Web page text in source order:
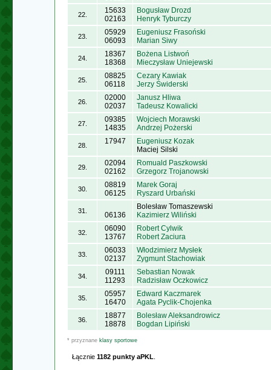
22.
15633
02163
Bogusław Drozd
Henryk Tyburczy
23.
05929
06093
Eugeniusz Frasoński
Marian Siwy
24.
18367
18368
Bożena Listwoń
Mieczysław Uniejewski
25.
08825
06118
Cezary Kawiak
Jerzy Świderski
26.
02000
02037
Janusz Hliwa
Tadeusz Kowalicki
27.
09385
14835
Wojciech Morawski
Andrzej Pożerski
28. 17947
Eugeniusz Kozak
Maciej Silski
29.
02094
02162
Romuald Paszkowski
Grzegorz Trojanowski
30.
08819
06125
Marek Goraj
Ryszard Urbański
31. 06136
Bolesław Tomaszewski
Kazimierz Wiliński
32.
06090
13767
Robert Cylwik
Robert Zaciura
33.
06033
02137
Włodzimierz Mysłek
Zygmunt Stachowiak
34.
09111
11293
Sebastian Nowak
Radzisław Oczkowicz
35.
05957
16470
Edward Kaczmarek
Agata Pyclik-Chojenka
36.
18877
18878
Bolesław Aleksandrowicz
Bogdan Lipiński
* przyznane klasy sportowe
Łącznie 1182 punkty aPKL